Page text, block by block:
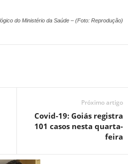
do Ministério da Saúde – (Foto: Reprodução)
Próximo artigo
Covid-19: Goiás registra
101 casos nesta quarta-
feira